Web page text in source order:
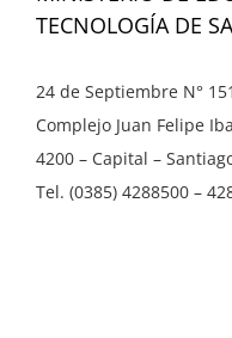
TECNOLOGÍA DE
24 de Septiembre N° 151
Complejo Juan Felipe
4200 – Capital –
Tel. (0385) 4288500 –